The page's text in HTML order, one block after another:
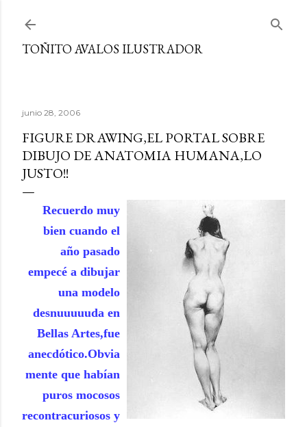
TOÑITO AVALOS ILUSTRADOR
junio 28, 2006
FIGURE DRAWING,EL PORTAL SOBRE
DIBUJO DE ANATOMIA HUMANA,LO
JUSTO!!
Recuerdo muy
bien cuando el
año pasado
empecé a dibujar
una modelo
desnuuuuuda en
Bellas Artes,fue
anecdótico.Obvia
mente que habían
puros mocosos
recontracuriosos y